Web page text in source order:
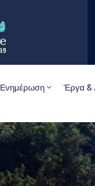
Ενημέρωση Έργα &